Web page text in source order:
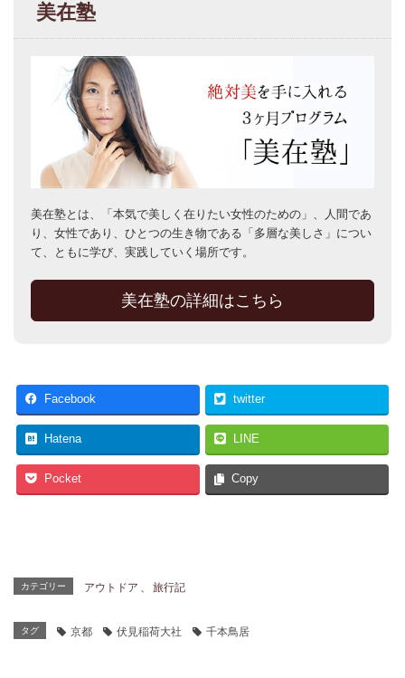
美在塾
美在塾とは、「本気で美しく在りたい女性のための」、人間であ
り、女性であり、ひとつの生き物である「多層な美しさ」につい
て、ともに学び、実践していく場所です。
美在塾の詳細はこちら
Facebook twitter
Hatena LINE
Pocket Copy
カテゴリー アウトドア 、 旅行記
タグ 京都 伏見稲荷大社 千本鳥居